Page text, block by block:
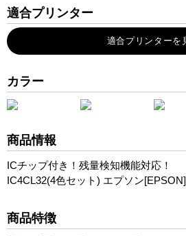
適合プリンター
PM-A750
PM-A850
PM-A870
PM-A890
PM-D600
PM-D750
PM-D770
PM-D800
PM-G720
カラー
商品情報
ICチップ付き！残量検知機能対応！
IC4CL32(4色セット) エプソン
商品特徴